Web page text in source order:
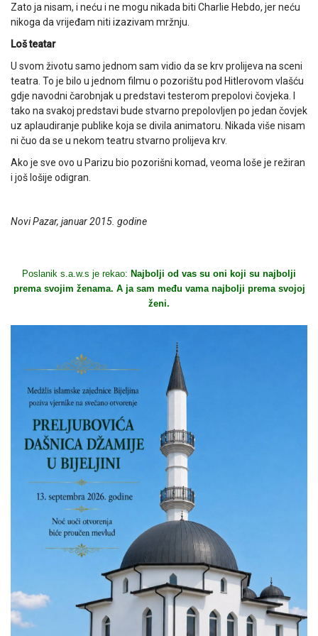
Zato ja nisam, i neću i ne mogu nikada biti Charlie Hebdo, jer neću
nikoga da vrijeđam niti izazivam mržnju.
Loš teatar
U svom životu samo jednom sam vidio da se krv prolijeva na sceni
teatra. To je bilo u jednom filmu o pozorištu pod Hitlerovom vlašću
gdje navodni čarobnjak u predstavi testerom prepolovi čovjeka. I
tako na svakoj predstavi bude stvarno prepolovljen po jedan čovjek
uz aplaudiranje publike koja se divila animatoru. Nikada više nisam
ni čuo da se u nekom teatru stvarno prolijeva krv.
Ako je sve ovo u Parizu bio pozorišni komad, veoma loše je režiran
i još lošije odigran.
Novi Pazar, januar 2015. godine
Poslanik s.a.w.s je rekao: Najbolji od vas su oni koji su najbolji
prema svojim ženama. A ja sam među vama najbolji prema svojoj
ženi.